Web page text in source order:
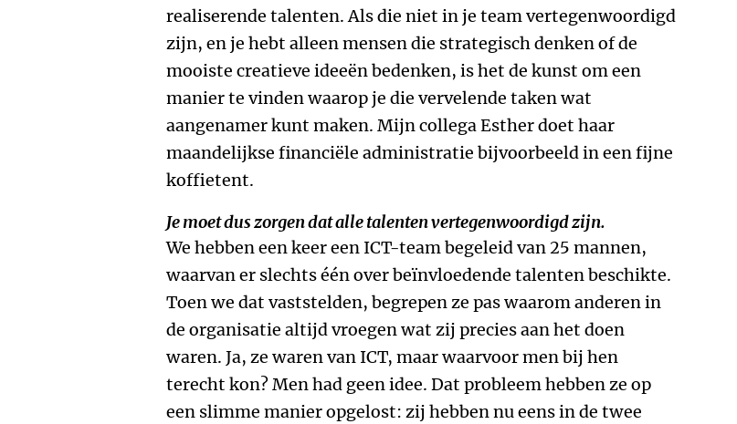
realiserende talenten. Als die niet in je team vertegenwoordigd
zijn, en je hebt alleen mensen die strategisch denken of de
mooiste creatieve ideeën bedenken, is het de kunst om een
manier te vinden waarop je die vervelende taken wat
aangenamer kunt maken. Mijn collega Esther doet haar
maandelijkse financiële administratie bijvoorbeeld in een fijne
koffietent.
Je moet dus zorgen dat alle talenten vertegenwoordigd zijn.
We hebben een keer een ICT-team begeleid van 25 mannen,
waarvan er slechts één over beïnvloedende talenten beschikte.
Toen we dat vaststelden, begrepen ze pas waarom anderen in
de organisatie altijd vroegen wat zij precies aan het doen
waren. Ja, ze waren van ICT, maar waarvoor men bij hen
terecht kon? Men had geen idee. Dat probleem hebben ze op
een slimme manier opgelost: zij hebben nu eens in de twee